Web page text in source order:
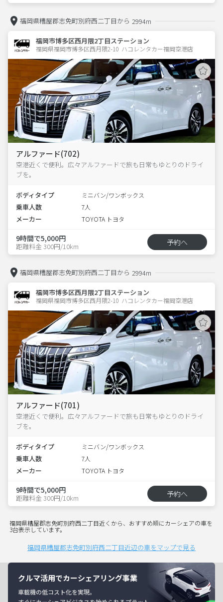
福岡県糟屋郡志免町別府西二丁目から 2994m
福岡市博多区西月隈2丁目ステーション
福岡県福岡市博多区西月隈2-10  ハコレンタカー福岡空港店
アルファード(702)
空港近くで便利。広々アルファードで旅も日常もゆとりのドライ
ブを。
ボディタイプ ミニバン/ワンボックス
乗車人数 7人
メーカー TOYOTA トヨタ
9時間で5,000円
距離料金 300円/10km 予約へ
福岡県糟屋郡志免町別府西二丁目から 2994m
福岡市博多区西月隈2丁目ステーション
福岡県福岡市博多区西月隈2-10  ハコレンタカー福岡空港店
アルファード(701)
空港近くで便利。広々アルファードで旅も日常もゆとりのドライ
ブを。
ボディタイプ ミニバン/ワンボックス
乗車人数 7人
メーカー TOYOTA トヨタ
9時間で5,000円
距離料金 300円/10km 予約へ
福岡県糟屋郡志免町別府西二丁目近くから、おすすめ順にカーシェアの車を
3台表示しています。
福岡県糟屋郡志免町別府西二丁目近辺の車をマップで見る
クルマ活用でカーシェアリング事業
車載機の低コスト化を実現。